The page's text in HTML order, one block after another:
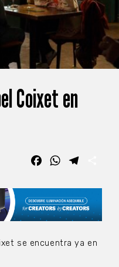
Coixet en
FacebookWhatsApp
se encuentra ya en